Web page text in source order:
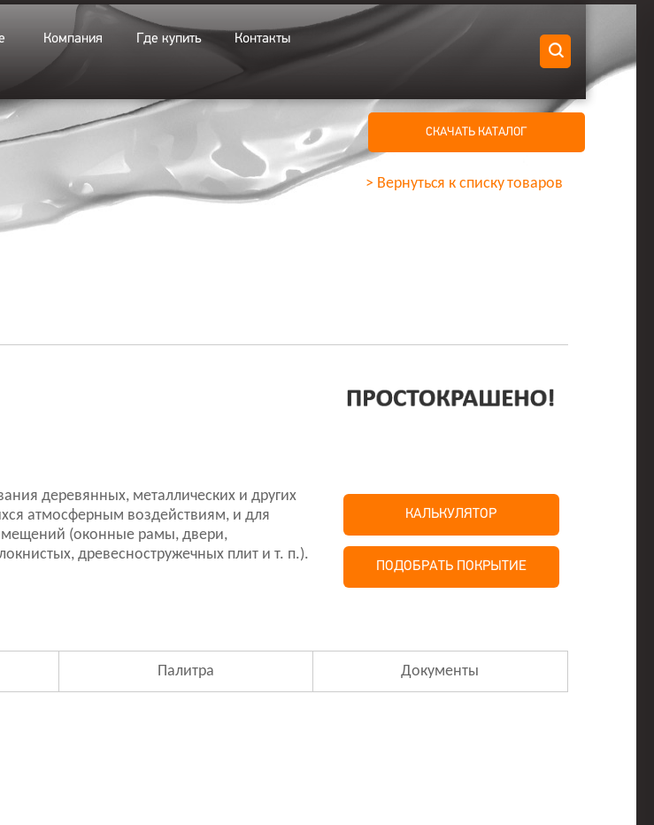
Компания Где купить Контакты
СКАЧАТЬ КАТАЛОГ
> Вернуться к списку товаров
деревянных, металлических и других
атмосферным воздействиям, и для
(оконные рамы, двери,
древесностружечных плит и т. п.).
КАЛЬКУЛЯТОР
ПОДОБРАТЬ ПОКРЫТИЕ
Палитра Документы